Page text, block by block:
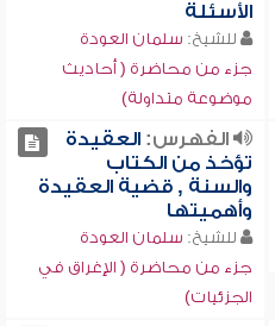
الأسئلة
للشيخ: سلمان العودة
جزء من محاضرة ( أحاديث
موضوعة متداولة)
الفهرس:العقيدة
تؤخذ من الكتاب
والسنة , قضية العقيدة
وأهميتها
للشيخ: سلمان العودة
جزء من محاضرة ( الإغراق في
الجزئيات)